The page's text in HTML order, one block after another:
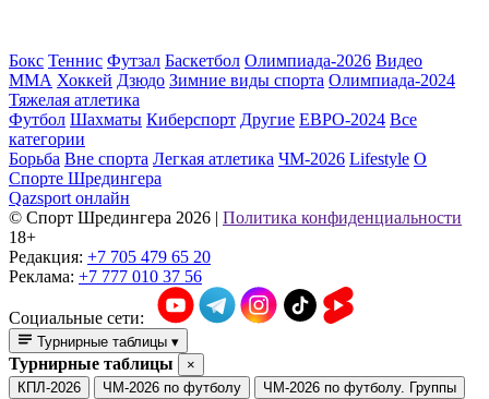
Бокс Теннис Футзал Баскетбол Олимпиада-2026 Видео
ММА Хоккей Дзюдо Зимние виды спорта Олимпиада-2024
Тяжелая атлетика
Футбол Шахматы Киберспорт Другие ЕВРО-2024 Все
категории
Борьба Вне спорта Легкая атлетика ЧМ-2026 Lifestyle О
Спорте Шредингера
Qazsport онлайн
© Cпорт Шредингера 2026 | Политика конфиденциальности
18+
Редакция: +7 705 479 65 20
Реклама: +7 777 010 37 56
Социальные сети:
Турнирные таблицы ▾
Турнирные таблицы
×
КПЛ-2026
ЧМ-2026 по футболу
ЧМ-2026 по футболу. Группы